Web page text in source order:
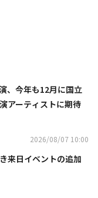
、今年も12月に国立
アーティストに期待
2026/08/07 10:00
来日イベントの追加